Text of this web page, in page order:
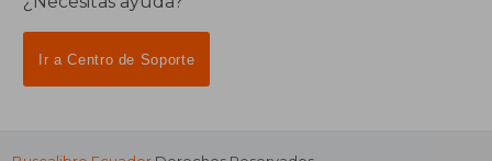
Ir a Centro de Soporte